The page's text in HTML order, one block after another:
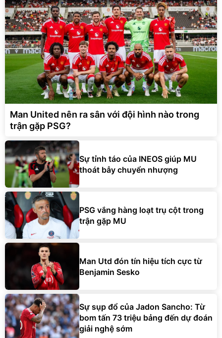
Man United nên ra sân với đội hình nào trong
trận gặp PSG?
Sự tỉnh táo của INEOS giúp MU
thoát bẫy chuyển nhượng
PSG vắng hàng loạt trụ cột trong
trận gặp MU
Man Utd đón tín hiệu tích cực từ
Benjamin Sesko
Sự sụp đổ của Jadon Sancho: Từ
bom tấn 73 triệu bảng đến dự đoán
giải nghệ sớm